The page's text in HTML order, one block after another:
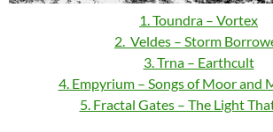
1. Toundra – Vortex
2. Veldes – Storm
3. Trna – Earthcult
4. Empyrium – Songs of Moor and
5. Fractal Gates – The Light